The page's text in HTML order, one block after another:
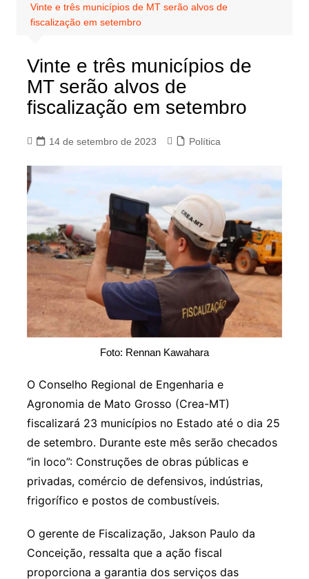
Vinte e três municípios de MT serão alvos de
fiscalização em setembro
Vinte e três municípios de
MT serão alvos de
fiscalização em setembro
14 de setembro de 2023 Política
Foto: Rennan Kawahara
O Conselho Regional de Engenharia e
Agronomia de Mato Grosso (Crea-MT)
fiscalizará 23 municípios no Estado até o dia 25
de setembro. Durante este mês serão checados
“in loco”: Construções de obras públicas e
privadas, comércio de defensivos, indústrias,
frigorífico e postos de combustíveis.
O gerente de Fiscalização, Jakson Paulo da
Conceição, ressalta que a ação fiscal
proporciona a garantia dos serviços das